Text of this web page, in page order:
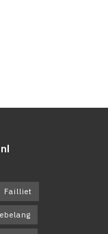
Failliet